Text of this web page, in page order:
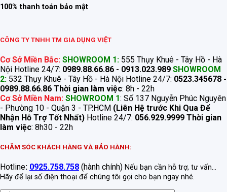
100% thanh toán bảo mật
CÔNG TY TNHH TM GIA DỤNG VIỆT
Cơ Sở Miền Bắc: SHOWROOM 1: 555 Thụy Khuê - Tây Hồ - Hà
Nội Hotline 24/7: 0989.88.66.86 - 0913.023.989 SHOWROOM
2: 532 Thụy Khuê - Tây Hồ - Hà Nội Hotline 24/7: 0523.345678 -
0989.88.66.86 Thời gian làm việc: 8h - 22h
Cơ Sở Miền Nam: SHOWROOM 1: Số 137 Nguyễn Phúc Nguyên
- Phường 10 - Quận 3 - TP.HCM (Liên Hệ trước Khi Qua Để
Nhận Hỗ Trợ Tốt Nhất) Hotline 24/7: 056.929.9999 Thời gian
làm việc: 8h30 - 22h
CHĂM SÓC KHÁCH HÀNG VÀ BẢO HÀNH:
Hotline: 0925.758.758 (hành chính) Nếu bạn cần hỗ trợ, tư vấn...
Hãy để lại số điện thoại để chúng tôi gọi cho bạn ngay nhé.